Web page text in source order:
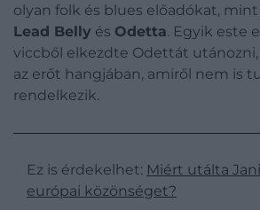
olyan folk és blues előadókat, mint
Lead Belly és Odetta. Egyik este
viccből elkezdte Odettát utánozni,
az erőt hangjában, amiről nem is
rendelkezik.
Ez is érdekelhet: Miért utálta
európai közönséget?